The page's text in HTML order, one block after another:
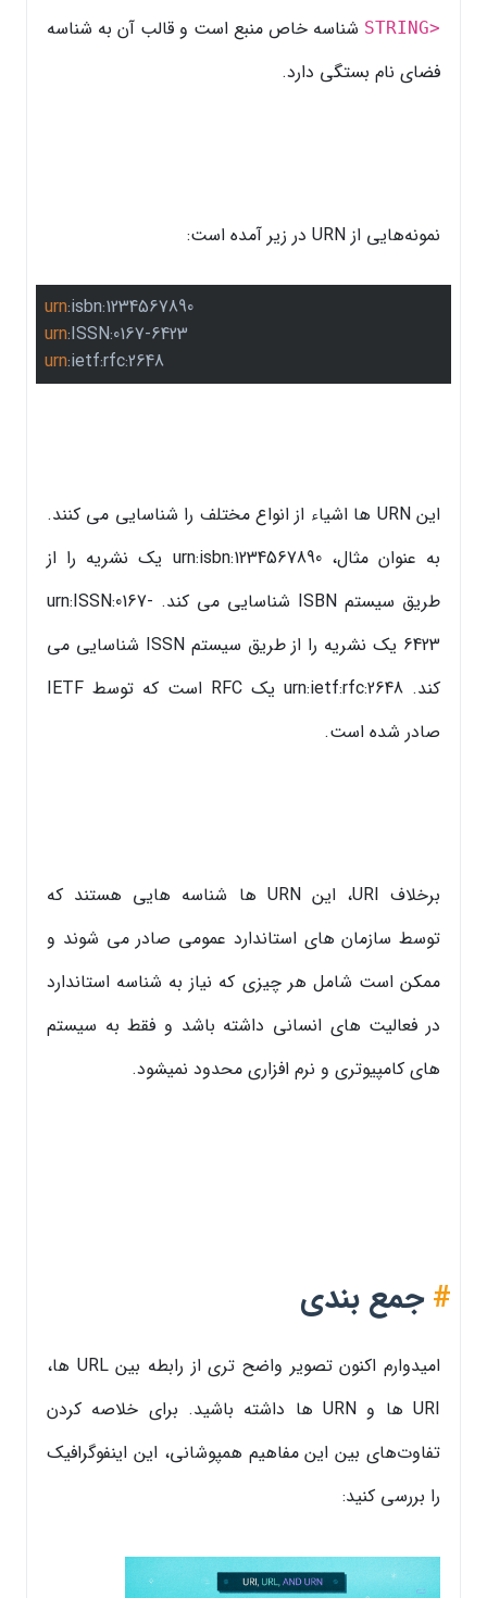
STRING> شناسه خاص منبع است و قالب آن به شناسه
فضای نام بستگی دارد.
نمونه‌هایی از URN در زیر آمده است:
urn:isbn:1234567890
urn:ISSN:0167-6423
urn:ietf:rfc:2648
این URN ها اشیاء از انواع مختلف را شناسایی می کنند.
به عنوان مثال، urn:isbn:1234567890 یک نشریه را از
طریق سیستم ISBN شناسایی می کند. urn:ISSN:0167-
6423 یک نشریه را از طریق سیستم ISSN شناسایی می
کند. urn:ietf:rfc:2648 یک RFC است که توسط IETF
صادر شده است.
برخلاف URI، این URN ها شناسه هایی هستند که
توسط سازمان های استاندارد عمومی صادر می شوند و
ممکن است شامل هر چیزی که نیاز به شناسه استاندارد
در فعالیت های انسانی داشته باشد و فقط به سیستم
های کامپیوتری و نرم افزاری محدود نمیشود.
#جمع بندی
امیدوارم اکنون تصویر واضح تری از رابطه بین URL ها،
URI ها و URN ها داشته باشید. برای خلاصه کردن
تفاوت‌های بین این مفاهیم همپوشانی، این اینفوگرافیک
را بررسی کنید: